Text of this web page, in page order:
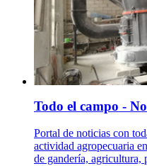
Todo el campo -
Portal de noticias con
actividad agropecuaria
de gandería, agricultura,